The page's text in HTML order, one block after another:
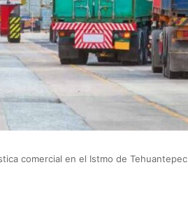
comercial en el Istmo de Tehuantepec